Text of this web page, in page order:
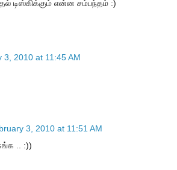
டிஸ்கிக்கும் என்ன சம்பந்தம் :)
3, 2010 at 11:45 AM
3, 2010 at 11:51 AM
.. :))